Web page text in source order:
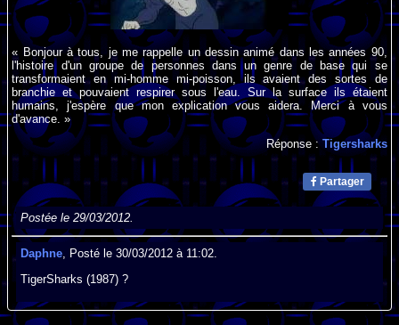
« Bonjour à tous, je me rappelle un dessin animé dans les années 90,
l'histoire d'un groupe de personnes dans un genre de base qui se
transformaient en mi-homme mi-poisson, ils avaient des sortes de
branchie et pouvaient respirer sous l'eau. Sur la surface ils étaient
humains, j'espère que mon explication vous aidera. Merci à vous
d'avance. »
Réponse :Tigersharks
Partager
Postée le 29/03/2012.
Daphne, Posté le 30/03/2012 à 11:02.
TigerSharks (1987) ?